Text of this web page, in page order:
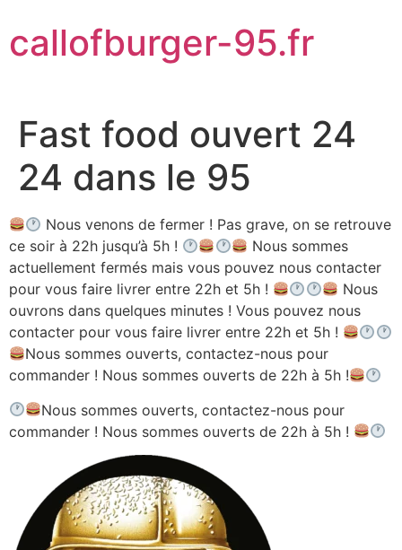
contenu
callofburger-95.fr
Fast food ouvert 24
24 dans le 95
Nous venons de fermer ! Pas grave, on se retrouve
ce soir à 22h jusqu’à 5h !
Nous sommes
actuellement fermés mais vous pouvez nous contacter
pour vous faire livrer entre 22h et 5h !
Nous
ouvrons dans quelques minutes ! Vous pouvez nous
contacter pour vous faire livrer entre 22h et 5h !
Nous sommes ouverts, contactez-nous pour
commander ! Nous sommes ouverts de 22h à 5h !
Nous sommes ouverts, contactez-nous pour
commander ! Nous sommes ouverts de 22h à 5h !